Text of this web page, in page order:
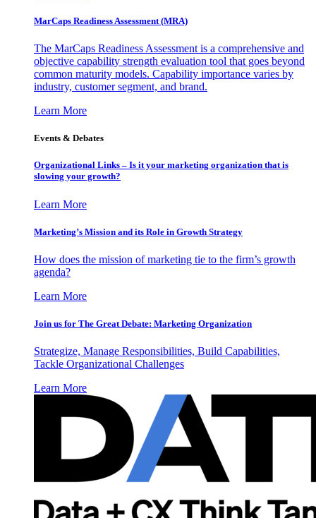
MarCaps Readiness Assessment (MRA)
The MarCaps Readiness Assessment is a comprehensive and
objective capability strength evaluation tool that goes beyond
common maturity models. Capability importance varies by
industry, customer segment, and brand.
Learn More
Events & Debates
Organizational Links – Is it your marketing organization that is
slowing your growth?
Learn More
Marketing’s Mission and its Role in Growth Strategy
How does the mission of marketing tie to the firm’s growth
agenda?
Learn More
Join us for The Great Debate: Marketing Organization
Strategize, Manage Responsibilities, Build Capabilities,
Tackle Organizational Challenges
Learn More